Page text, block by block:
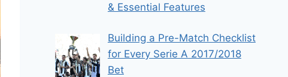
& Essential Features
Building a Pre-Match Checklist
for Every Serie A 2017/2018
Bet